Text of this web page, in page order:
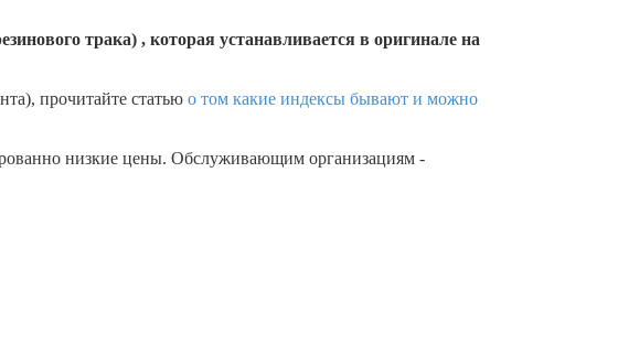
трака) , которая устанавливается в оригинале на
прочитайте статью о том какие индексы бывают и можно
низкие цены. Обслуживающим организациям -